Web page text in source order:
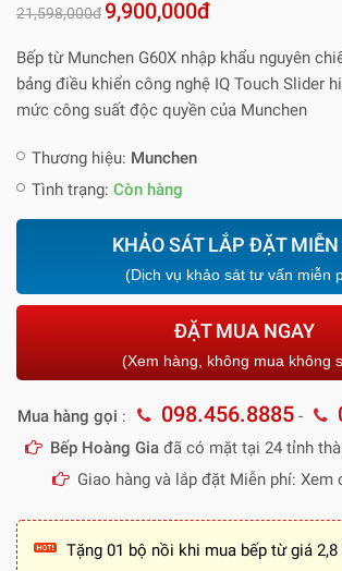
21,598,000đ 9,900,000đ
Bếp từ Munchen G60X nhập khẩu nguyên
bảng điều khiển công nghệ IQ Touch Slider
mức công suất độc quyền của Munchen
Thương hiệu: Munchen
Tình trạng: Còn hàng
KHẢO SÁT LẮP ĐẶT
(Dịch vụ khảo sát tư vấn miễn
ĐẶT MUA NGAY
(Xem hàng, không mua không
Mua hàng gọi : 098.456.8885 -
Bếp Hoàng Giađã có mặt tại 24 tỉnh
Giao hàng và lắp đặt Miễn phí: Xem
Tặng 01 bộ nồi khi mua bếp từ giá